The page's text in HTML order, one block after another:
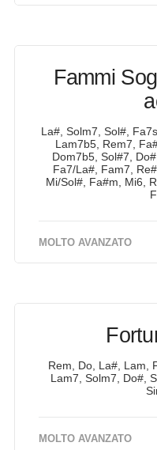
Fammi
La#, Solm7, Sol#,
Lam7b5, Rem7,
Dom7b5, Sol#7,
Fa7/La#, Fam7,
Mi/Sol#, Fa#m, Mi6,
MOLTO AVANZATO
Rem, Do, La#, Lam,
Lam7, Solm7, Do#,
MOLTO AVANZATO